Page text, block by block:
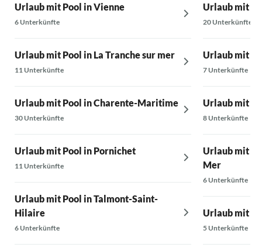
Urlaub mit Pool in Vienne
6 Unterkünfte
Urlaub mit Pool in La Tranche sur mer
11 Unterkünfte
Urlaub mit Pool in Charente-Maritime
30 Unterkünfte
Urlaub mit Pool in Pornichet
11 Unterkünfte
Urlaub mit Pool in Talmont-Saint-
Hilaire
6 Unterkünfte
Urlaub mit
20 Unterkünfte
Urlaub mit
7 Unterkünfte
Urlaub mit
8 Unterkünfte
Urlaub mit
Mer
6 Unterkünfte
Urlaub mit
5 Unterkünfte